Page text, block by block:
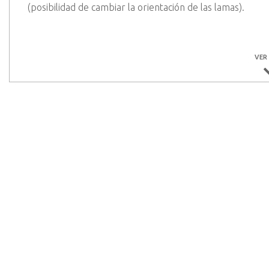
VER
(posibilidad de cambiar la orientación de las lamas).
Elige el color deseado en el bloque del configurador